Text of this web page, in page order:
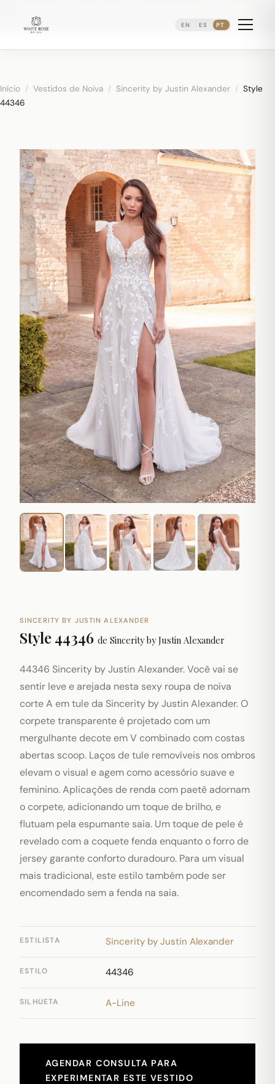
Distrito Ironbound de Newark
EN ES PT
Início / Vestidos de Noiva / Sincerity by Justin Alexander / Style
44346
SINCERITY BY JUSTIN ALEXANDER
Style 44346 de Sincerity by Justin Alexander
44346 Sincerity by Justin Alexander. Você vai se
sentir leve e arejada nesta sexy roupa de noiva
corte A em tule da Sincerity by Justin Alexander. O
corpete transparente é projetado com um
mergulhante decote em V combinado com costas
abertas scoop. Laços de tule removíveis nos ombros
elevam o visual e agem como acessório suave e
feminino. Aplicações de renda com paetê adornam
o corpete, adicionando um toque de brilho, e
flutuam pela espumante saia. Um toque de pele é
revelado com a coquete fenda enquanto o forro de
jersey garante conforto duradouro. Para um visual
mais tradicional, este estilo também pode ser
encomendado sem a fenda na saia.
ESTILISTA Sincerity by Justin Alexander
ESTILO 44346
SILHUETA A-Line
AGENDAR CONSULTA PARA
EXPERIMENTAR ESTE VESTIDO